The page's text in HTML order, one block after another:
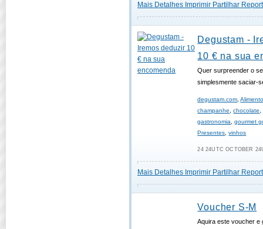
Mais Detalhes Imprimir Partilhar
Degustam -
10 € na sua
Quer surpreender o
simplesmente saciar-
degustam.com ,
champanhe
,chocolate
gastronomia
,gourmet
Presentes ,vinhos
24 24UTC OCTOBER
Mais Detalhes Imprimir Partilhar
Voucher S-M
Aquira este voucher e